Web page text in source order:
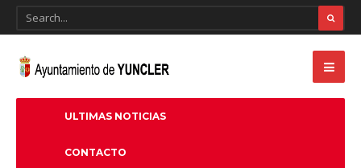
ULTIMAS NOTICIAS
CONTACTO